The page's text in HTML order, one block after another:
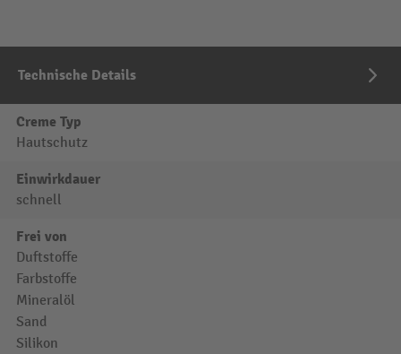
Technische Details
Creme Typ
Hautschutz
Einwirkdauer
schnell
Frei von
Duftstoffe
Farbstoffe
Mineralöl
Sand
Silikon